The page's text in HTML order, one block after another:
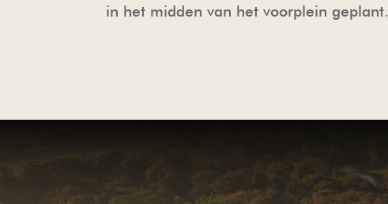
in het midden van het voorplein geplant.